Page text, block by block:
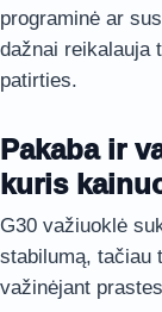
programinė ar
dažnai reikalauja
patirties.
Pakaba ir
kuris
G30 važiuoklė
stabilumą, tačiau
važinėjant